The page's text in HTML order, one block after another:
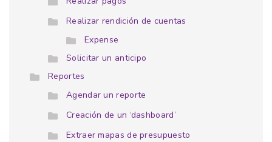
Realizar rendición de cuentas
Expense
Solicitar un anticipo
Reportes
Agendar un reporte
Creación de un ‘dashboard’
Extraer mapas de presupuesto